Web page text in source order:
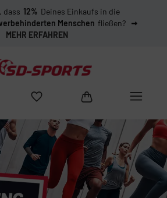
dass 12% Deines Einkaufs in die
Menschen fließen?
MEHR ERFAHREN